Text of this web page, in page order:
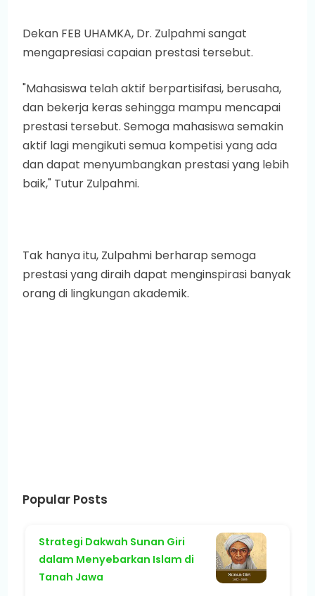
Dekan FEB UHAMKA, Dr. Zulpahmi sangat
mengapresiasi capaian prestasi tersebut.
"Mahasiswa telah aktif berpartisifasi, berusaha,
dan bekerja keras sehingga mampu mencapai
prestasi tersebut. Semoga mahasiswa semakin
aktif lagi mengikuti semua kompetisi yang ada
dan dapat menyumbangkan prestasi yang lebih
baik," Tutur Zulpahmi.
Tak hanya itu, Zulpahmi berharap semoga
prestasi yang diraih dapat menginspirasi banyak
orang di lingkungan akademik.
Popular Posts
Strategi Dakwah Sunan Giri
dalam Menyebarkan Islam di
Tanah Jawa